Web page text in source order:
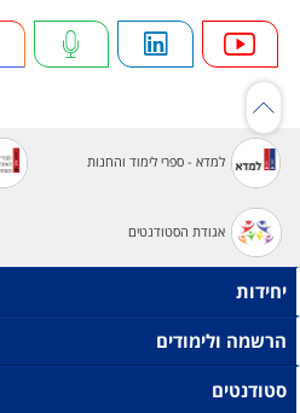
למדא - ספרי לימוד והחנות
אגודת הסטודנטים
יחידות
הרשמה ולימודים
סטודנטים